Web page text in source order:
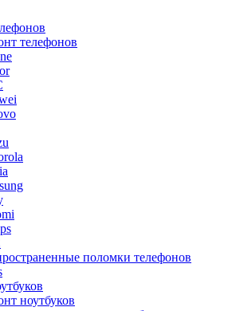
телефонов
поломки телефонов
ноутбуков